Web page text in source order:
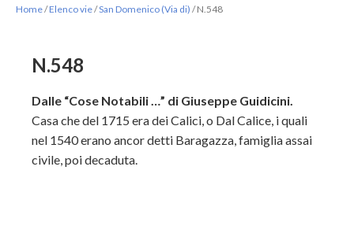
Home/Elenco vie/San Domenico (Via di) /N.548
N.548
Dalle “Cose Notabili …” di Giuseppe Guidicini.
Casa che del 1715 era dei Calici, o Dal Calice, i quali
nel 1540 erano ancor detti Baragazza, famiglia assai
civile, poi decaduta.